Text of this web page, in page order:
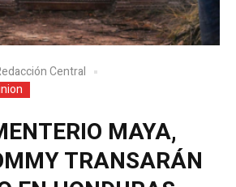
Central
MAYA,
TRANSARÁN